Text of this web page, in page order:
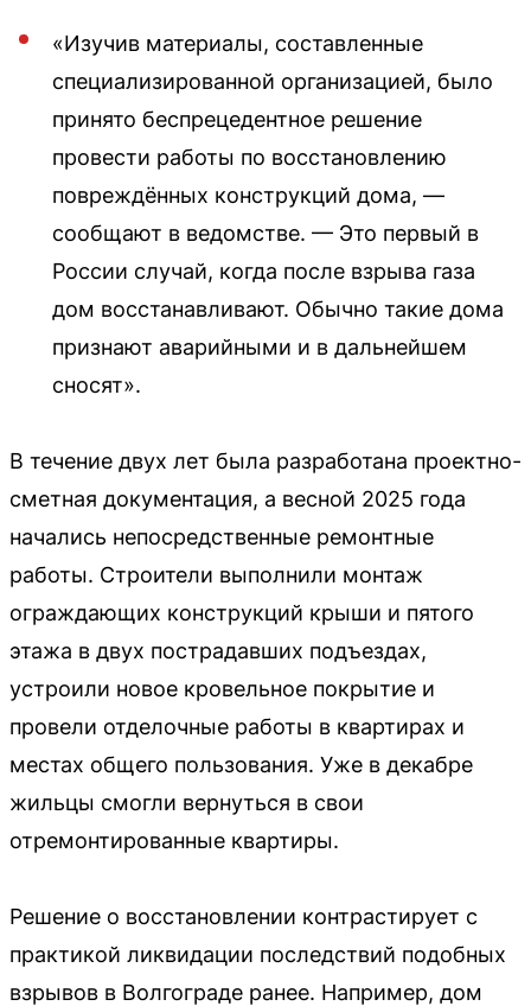
«Изучив материалы, составленные
специализированной организацией, было
принято беспрецедентное решение
провести работы по восстановлению
повреждённых конструкций дома, —
сообщают в ведомстве. — Это первый в
России случай, когда после взрыва газа
дом восстанавливают. Обычно такие дома
признают аварийными и в дальнейшем
сносят».
В течение двух лет была разработана проектно-
сметная документация, а весной 2025 года
начались непосредственные ремонтные
работы. Строители выполнили монтаж
ограждающих конструкций крыши и пятого
этажа в двух пострадавших подъездах,
устроили новое кровельное покрытие и
провели отделочные работы в квартирах и
местах общего пользования. Уже в декабре
жильцы смогли вернуться в свои
отремонтированные квартиры.
Решение о восстановлении контрастирует с
практикой ликвидации последствий подобных
взрывов в Волгограде ранее. Например, дом